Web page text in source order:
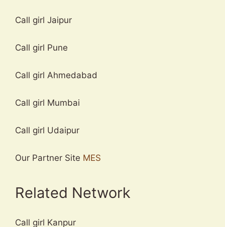
Call girl Jaipur
Call girl Pune
Call girl Ahmedabad
Call girl Mumbai
Call girl Udaipur
Our Partner Site MES
Related Network
Call girl Kanpur